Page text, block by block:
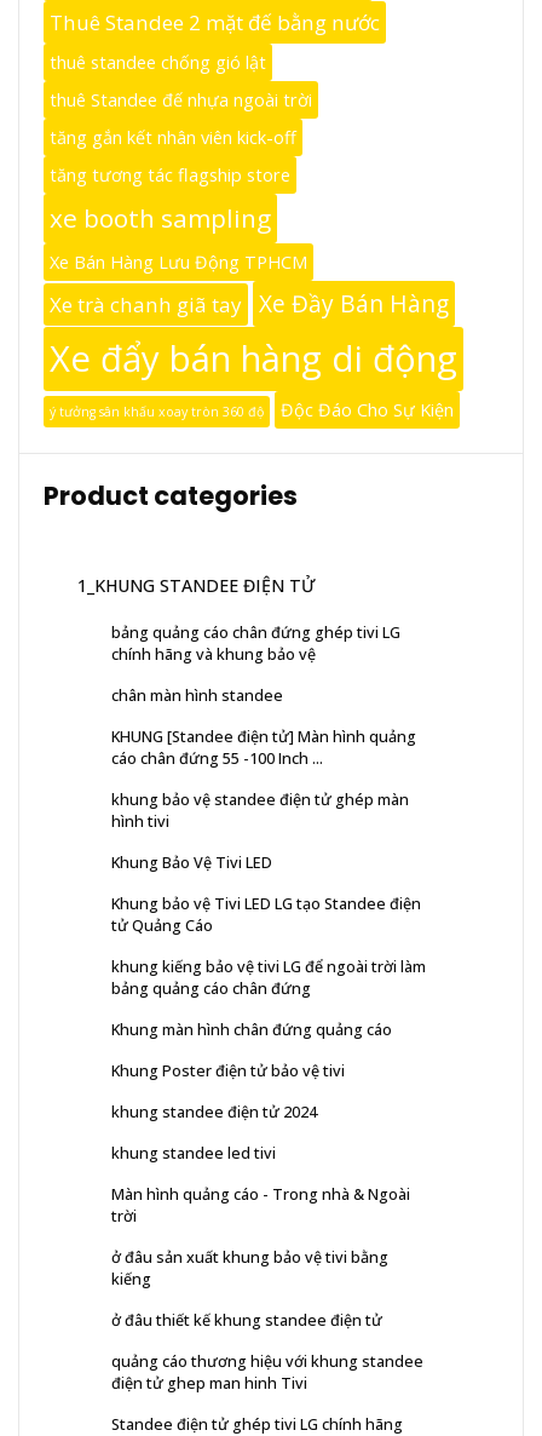
Thuê Standee 2 mặt đế bằng nước
thuê standee chống gió lật
thuê Standee đế nhựa ngoài trời
tăng gắn kết nhân viên kick-off
tăng tương tác flagship store
xe booth sampling
Xe Bán Hàng Lưu Động TPHCM
Xe trà chanh giã tay Xe Đầy Bán Hàng
Xe đẩy bán hàng di động
ý tưởng sân khấu xoay tròn 360 độ Độc Đáo Cho Sự Kiện
Product categories
1_KHUNG STANDEE ĐIỆN TỬ
bảng quảng cáo chân đứng ghép tivi LG
chính hãng và khung bảo vệ
chân màn hình standee
KHUNG [Standee điện tử] Màn hình quảng
cáo chân đứng 55 -100 Inch ...
khung bảo vệ standee điện tử ghép màn
hình tivi
Khung Bảo Vệ Tivi LED
Khung bảo vệ Tivi LED LG tạo Standee điện
tử Quảng Cáo
khung kiếng bảo vệ tivi LG để ngoài trời làm
bảng quảng cáo chân đứng
Khung màn hình chân đứng quảng cáo
Khung Poster điện tử bảo vệ tivi
khung standee điện tử 2024
khung standee led tivi
Màn hình quảng cáo - Trong nhà & Ngoài
trời
ở đâu sản xuất khung bảo vệ tivi bằng
kiếng
ở đâu thiết kế khung standee điện tử
quảng cáo thương hiệu với khung standee
điện tử ghep man hinh Tivi
Standee điện tử ghép tivi LG chính hãng